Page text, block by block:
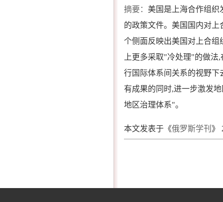
摘要： 美国是上海合作组织
的政策文件。美国国内对
个侧面反映出美国对上合组
上更多采取"冷处理"的做
行国际体系间关系的视野下
有成果的同时,进一步激发
地区治理体系"。
本文发表于《俄罗斯学刊 》